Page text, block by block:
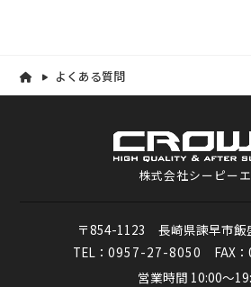
よくある質問
株式会社シーピー
〒854-1123 長崎県諫早市飯
TEL： 0957-27-8050 FAX
営業時間 10:00～